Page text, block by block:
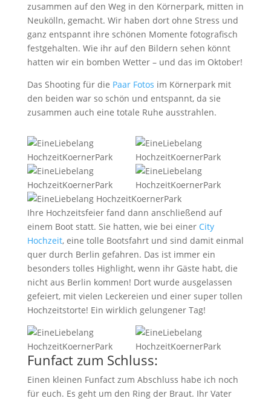
zusammen auf den Weg in den Körnerpark, mitten in
Neukölln, gemacht. Wir haben dort ohne Stress und
ganz entspannt ihre schönen Momente fotografisch
festgehalten. Wie ihr auf den Bildern sehen könnt
hatten wir ein bomben Wetter – und das im Oktober!
Das Shooting für die Paar Fotos im Körnerpark mit
den beiden war so schön und entspannt, da sie
zusammen auch eine totale Ruhe ausstrahlen.
Ihre Hochzeitsfeier fand dann anschließend auf
einem Boot statt. Sie hatten, wie bei einerCity
Hochzeit, eine tolle Bootsfahrt und sind damit einmal
quer durch Berlin gefahren. Das ist immer ein
besonders tolles Highlight, wenn ihr Gäste habt, die
nicht aus Berlin kommen! Dort wurde ausgelassen
gefeiert, mit vielen Leckereien und einer super tollen
Hochzeitstorte! Ein wirklich gelungener Tag!
Funfact zum Schluss:
Einen kleinen Funfact zum Abschluss habe ich noch
für euch. Es geht um den Ring der Braut. Ihr Vater